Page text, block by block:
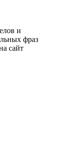
и
фраз
сайт